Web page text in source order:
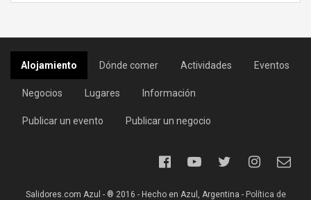
Alojamiento Dónde comer Actividades Eventos
Negocios Lugares Información
Publicar un evento Publicar un negocio
Salidores.com Azul - ® 2016 - Hecho en Azul, Argentina - Política de